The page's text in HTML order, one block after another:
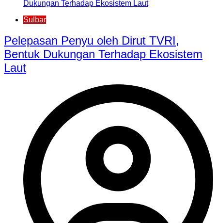
Sulbar
Pelepasan Penyu oleh Dirut TVRI,
Bentuk Dukungan Terhadap Ekosistem
Laut